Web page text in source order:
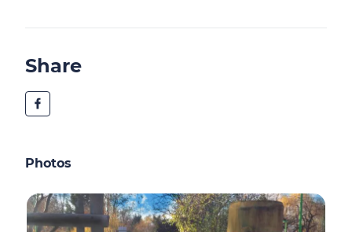
Share
Photos